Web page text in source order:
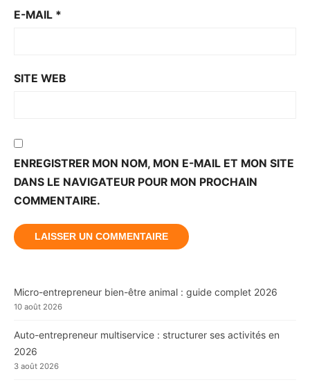
E-MAIL *
SITE WEB
ENREGISTRER MON NOM, MON E-MAIL ET MON SITE
DANS LE NAVIGATEUR POUR MON PROCHAIN
COMMENTAIRE.
Micro-entrepreneur bien-être animal : guide complet 2026
10 août 2026
Auto-entrepreneur multiservice : structurer ses activités en
2026
3 août 2026